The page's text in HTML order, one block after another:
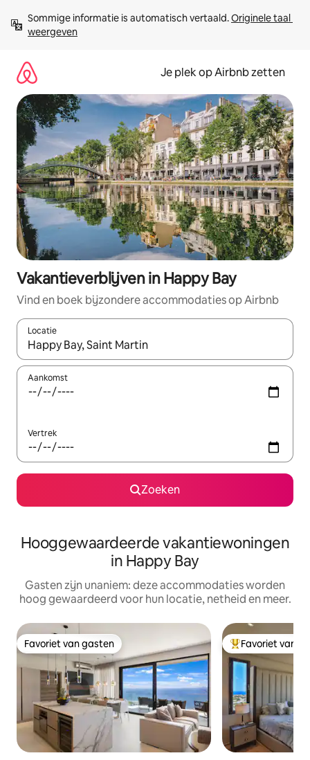
direct
naar
Sommige informatie is automatisch vertaald. Originele taal
weergeven
Je plek op Airbnb zetten
Vakantieverblijven in Happy Bay
Vind en boek bijzondere accommodaties op Airbnb
Locatie
Wanneer er resultaten beschikbaar zijn, maak je een keuze
Aankomst
Vertrek
Zoeken
Hooggewaardeerde vakantiewoningen
in Happy Bay
Gasten zijn unaniem: deze accommodaties worden
hoog gewaardeerd voor hun locatie, netheid en meer.
Favoriet van gasten
Favoriet van gasten Topfavoriet van
Favoriet van